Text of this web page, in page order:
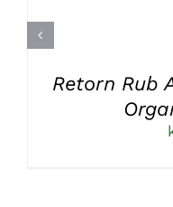
Retorn Rub